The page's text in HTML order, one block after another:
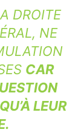
DROITE
NE
CAR
LEUR